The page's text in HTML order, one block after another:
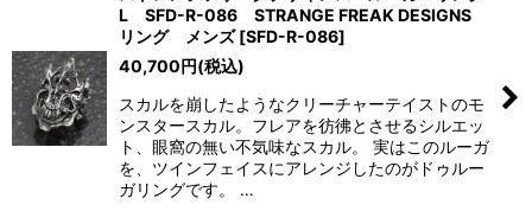
L SFD-R-086 STRANGE FREAK DESIGNS
リング メンズ [SFD-R-086]
40,700円(税込)
スカルを崩したようなクリーチャーテイストのモ
ンスタースカル。フレアを彷彿とさせるシルエッ
ト、眼窩の無い不気味なスカル。 実はこのルーガ
を、ツインフェイスにアレンジしたのがドゥルー
ガリングです。 …